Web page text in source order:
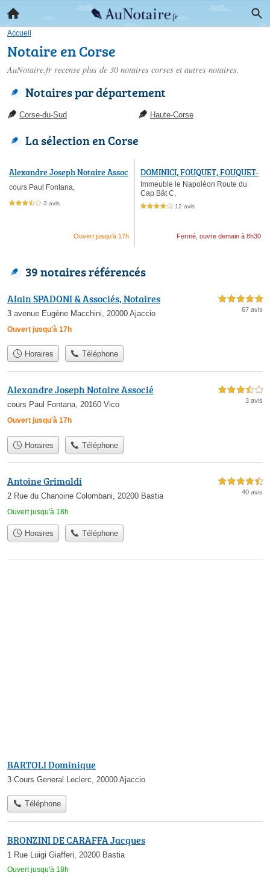
Accueil
Notaire en Corse
AuNotaire.fr recense plus de 30 notaires corses et autres notaires.
Notaires par département
Corse-du-Sud Haute-Corse
La sélection en Corse
Alexandre Joseph Notaire Assoc
ié
cours Paul Fontana,
3,5 étoiles sur 5 3 avis
Ouvert jusqu'à 17h
DOMINICI, FOUQUET, FOUQUET-
ANTONIOTTI, MASSONI-LIEUTA
UD, notaires associés
Immeuble le Napoléon Route du
Cap Bât C,
4,0 étoiles sur 5 12 avis
Fermé, ouvre demain à 8h30
39 notaires référencés
Alain SPADONI & Associés, Notaires
3 avenue Eugène Macchini, 20000 Ajaccio
Ouvert jusqu'à 17h
5,0 étoiles sur 5
67 avis
Horaires Téléphone
Alexandre Joseph Notaire Associé
cours Paul Fontana, 20160 Vico
Ouvert jusqu'à 17h
3,5 étoiles sur 5
3 avis
Horaires Téléphone
Antoine Grimaldi
2 Rue du Chanoine Colombani, 20200 Bastia
Ouvert jusqu'à 18h
4,5 étoiles sur 5
40 avis
Horaires Téléphone
BARTOLI Dominique
3 Cours General Leclerc, 20000 Ajaccio
Téléphone
BRONZINI DE CARAFFA Jacques
1 Rue Luigi Giafferi, 20200 Bastia
Ouvert jusqu'à 18h